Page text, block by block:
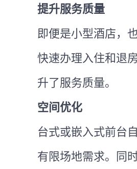
提升服务质量
即便是小型酒店，
快速办理入住和退
升了服务质量。
空间优化
台式或嵌入式前台
有限场地需求。同